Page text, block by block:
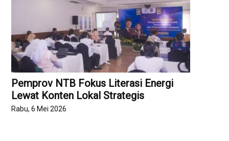
Pemprov NTB Fokus Literasi Energi
Lewat Konten Lokal Strategis
Rabu, 6 Mei 2026